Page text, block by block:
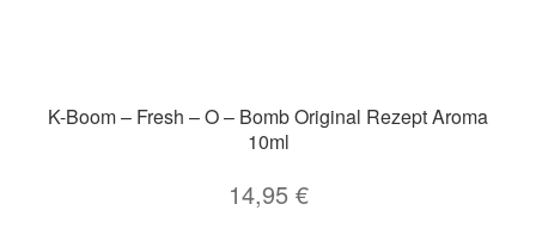
K-Boom – Fresh – O – Bomb Original Rezept Aroma
10ml
14,95 €